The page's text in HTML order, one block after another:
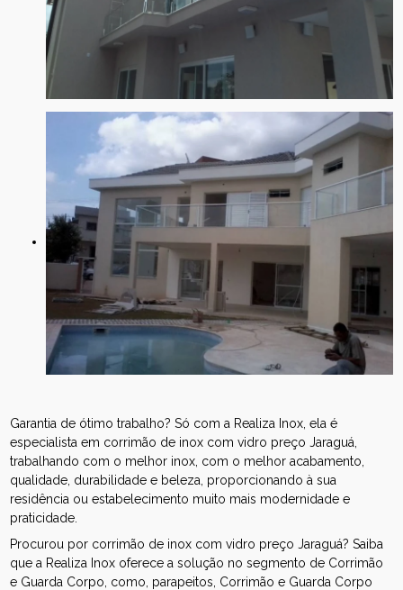
Garantia de ótimo trabalho? Só com a Realiza Inox, ela é
especialista em corrimão de inox com vidro preço Jaraguá,
trabalhando com o melhor inox, com o melhor acabamento,
qualidade, durabilidade e beleza, proporcionando à sua
residência ou estabelecimento muito mais modernidade e
praticidade.
Procurou por corrimão de inox com vidro preço Jaraguá? Saiba
que a Realiza Inox oferece a solução no segmento de Corrimão
e Guarda Corpo, como, parapeitos, Corrimão e Guarda Corpo